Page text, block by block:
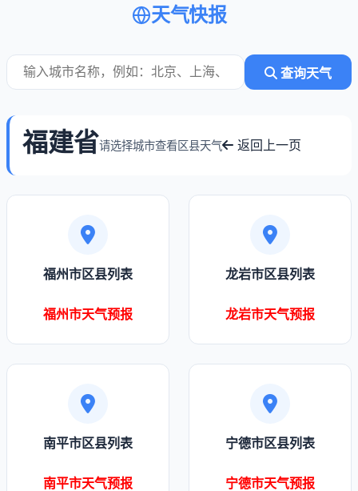
天气快报
查询天气
福建省请选择城市查看区县天气 返回上一页
福州市区县列表
福州市天气预报
龙岩市区县列表
龙岩市天气预报
南平市区县列表
南平市天气预报
宁德市区县列表
宁德市天气预报